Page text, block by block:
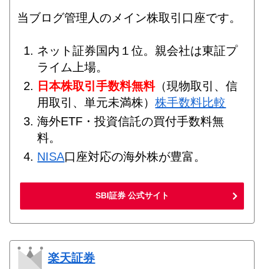
当ブログ管理人のメイン株取引口座です。
ネット証券国内１位。親会社は東証プ
ライム上場。
日本株取引手数料無料（現物取引、信
用取引、単元未満株）株手数料比較
海外ETF・投資信託の買付手数料無
料。
NISA口座対応の海外株が豊富。
SBI証券 公式サイト
楽天証券